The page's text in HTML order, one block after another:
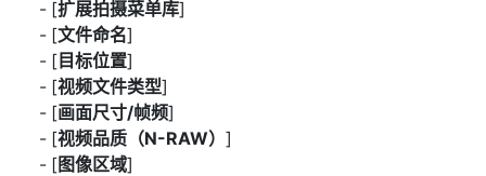
[扩展拍摄菜单库]
[文件命名]
[ 目标位置]
[视频文件类型]
[画面尺寸/帧频]
[视频品质（N-RAW） ]
[图像区域]